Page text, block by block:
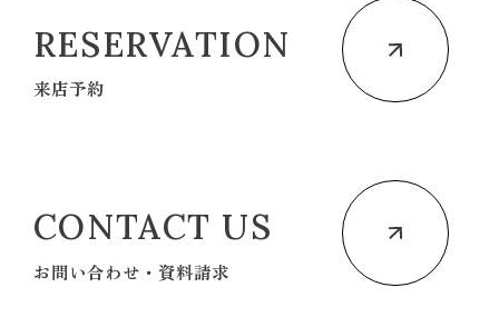
RESERVATION
来店予約
CONTACT US
お問い合わせ・資料請求